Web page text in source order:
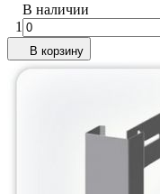
В наличии
1
В корзину